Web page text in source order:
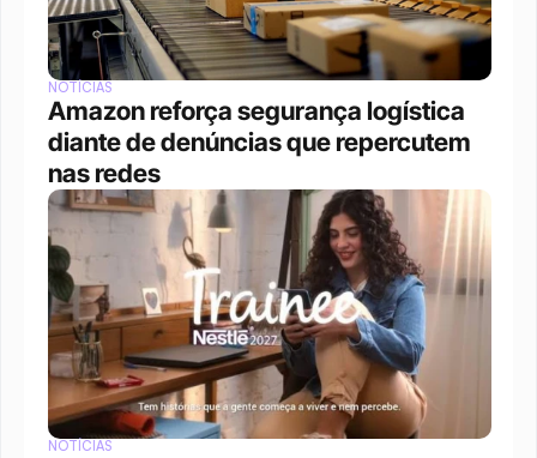
NOTÍCIAS
Amazon reforça segurança logística
diante de denúncias que repercutem
nas redes
NOTÍCIAS